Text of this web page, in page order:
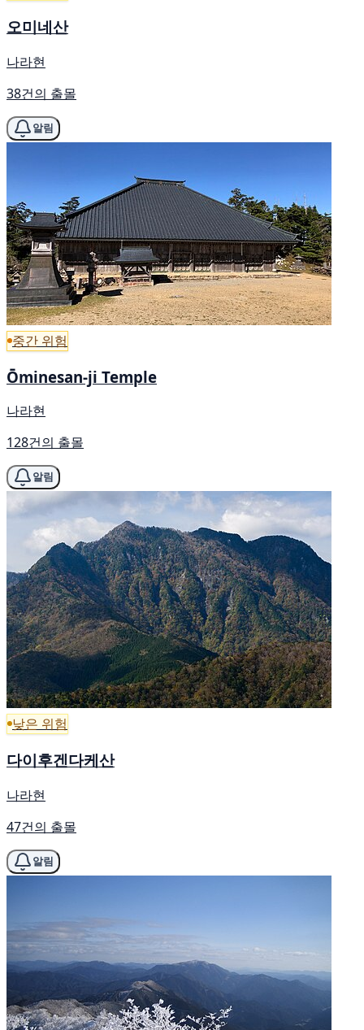
오미네산
나라현
38건의 출몰
알림
중간 위험
Ōminesan-ji Temple
나라현
128건의 출몰
알림
낮은 위험
다이후겐다케산
나라현
47건의 출몰
알림